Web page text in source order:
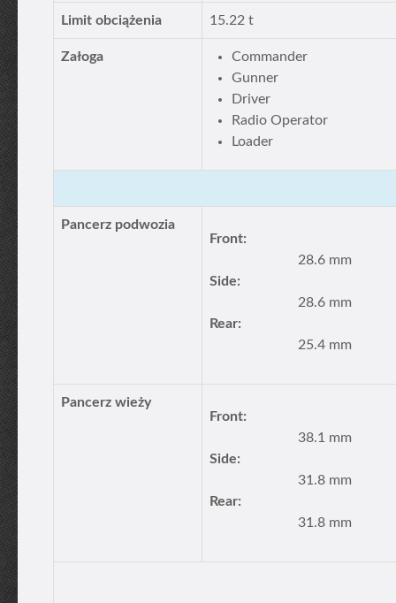
Limit obciążenia 15.22 t
Załoga
Commander
Gunner
Driver
Radio Operator
Loader
Pancerz podwozia
Front:
28.6 mm
Side:
28.6 mm
Rear:
25.4 mm
Pancerz wieży
Front:
38.1 mm
Side:
31.8 mm
Rear:
31.8 mm